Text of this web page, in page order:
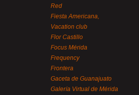
Red
Fiesta Americana,
Vacation club
Flor Castillo
Focus Mérida
Frequency
Frontera
Gaceta de Guanajuato
Galería Virtual de Mérida